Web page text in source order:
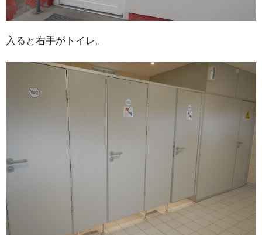
入ると右手がトイレ。